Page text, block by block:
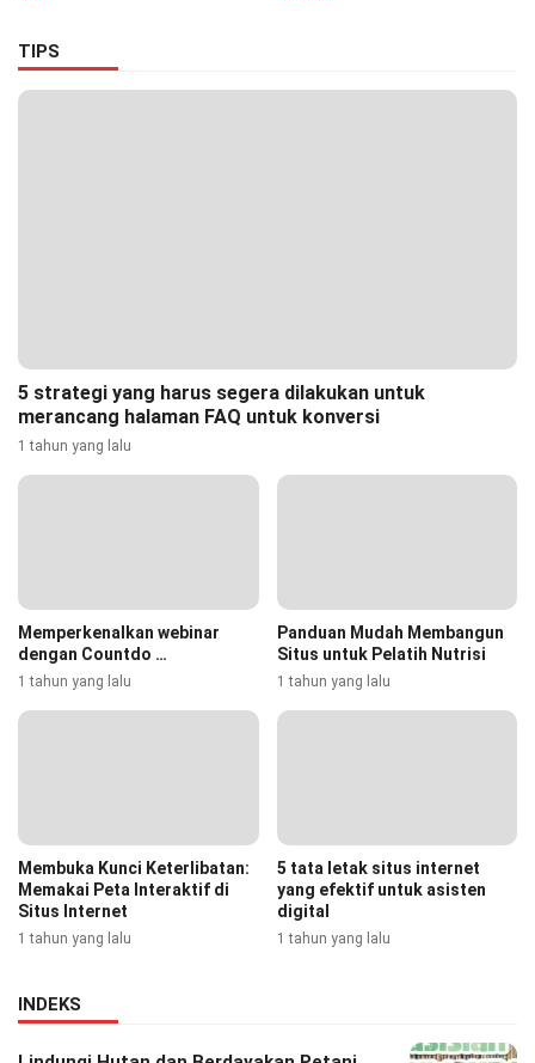
TIPS
5 strategi yang harus segera dilakukan untuk
merancang halaman FAQ untuk konversi
1 tahun yang lalu
Memperkenalkan webinar
dengan Countdo …
1 tahun yang lalu
Panduan Mudah Membangun
Situs untuk Pelatih Nutrisi
1 tahun yang lalu
Membuka Kunci Keterlibatan:
Memakai Peta Interaktif di
Situs Internet
1 tahun yang lalu
5 tata letak situs internet
yang efektif untuk asisten
digital
1 tahun yang lalu
INDEKS